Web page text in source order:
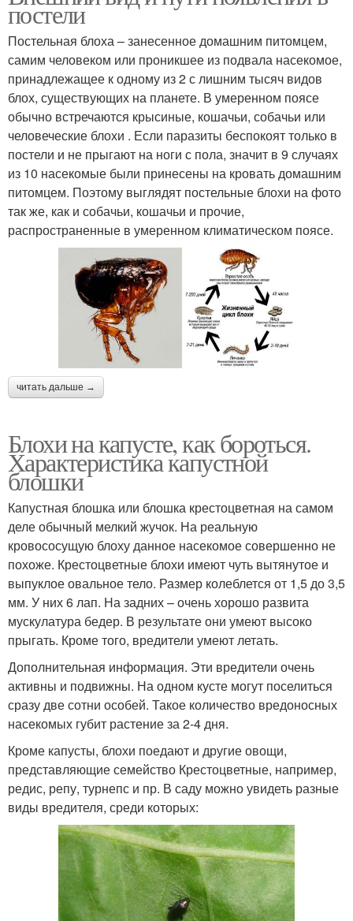
постели
Постельная блоха – занесенное домашним питомцем,
самим человеком или проникшее из подвала насекомое,
принадлежащее к одному из 2 с лишним тысяч видов
блох, существующих на планете. В умеренном поясе
обычно встречаются крысиные, кошачьи, собачьи или
человеческие блохи . Если паразиты беспокоят только в
постели и не прыгают на ноги с пола, значит в 9 случаях
из 10 насекомые были принесены на кровать домашним
питомцем. Поэтому выглядят постельные блохи на фото
так же, как и собачьи, кошачьи и прочие,
распространенные в умеренном климатическом поясе.
читать дальше →
Блохи на капусте, как бороться.
Характеристика капустной
блошки
Капустная блошка или блошка крестоцветная на самом
деле обычный мелкий жучок. На реальную
кровососущую блоху данное насекомое совершенно не
похоже. Крестоцветные блохи имеют чуть вытянутое и
выпуклое овальное тело. Размер колеблется от 1,5 до 3,5
мм. У них 6 лап. На задних – очень хорошо развита
мускулатура бедер. В результате они умеют высоко
прыгать. Кроме того, вредители умеют летать.
Дополнительная информация. Эти вредители очень
активны и подвижны. На одном кусте могут поселиться
сразу две сотни особей. Такое количество вредоносных
насекомых губит растение за 2-4 дня.
Кроме капусты, блохи поедают и другие овощи,
представляющие семейство Крестоцветные, например,
редис, репу, турнепс и пр. В саду можно увидеть разные
виды вредителя, среди которых: